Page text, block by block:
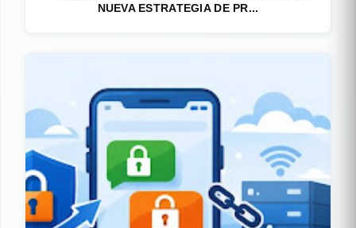
NUEVA ESTRATEGIA DE PR...